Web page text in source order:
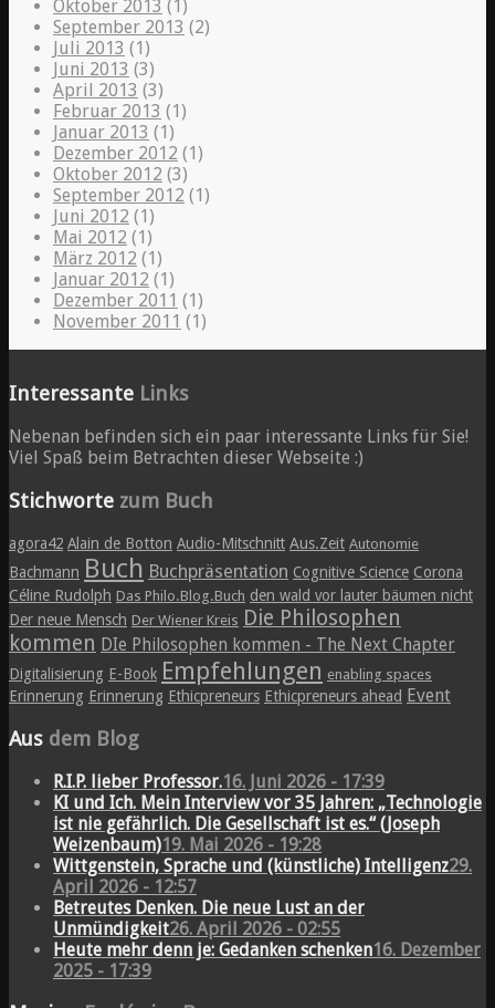
Oktober 2013 (1)
September 2013 (2)
Juli 2013 (1)
Juni 2013 (3)
April 2013 (3)
Februar 2013 (1)
Januar 2013 (1)
Dezember 2012 (1)
Oktober 2012 (3)
September 2012 (1)
Juni 2012 (1)
Mai 2012 (1)
März 2012 (1)
Januar 2012 (1)
Dezember 2011 (1)
November 2011 (1)
Interessante Links
Nebenan befinden sich ein paar interessante Links für Sie!
Viel Spaß beim Betrachten dieser Webseite :)
Stichworte zum Buch
agora42 Alain de Botton Audio-Mitschnitt Aus.Zeit Autonomie
Bachmann Buch Buchpräsentation Cognitive Science Corona
Céline Rudolph Das Philo.Blog.Buch den wald vor lauter bäumen nicht
Der neue Mensch Der Wiener Kreis Die Philosophen
kommen DIe Philosophen kommen - The Next Chapter
Digitalisierung E-Book Empfehlungen enabling spaces
Erinnerung Erinnerung Ethicpreneurs Ethicpreneurs ahead Event
Aus dem Blog
R.I.P. lieber Professor.16. Juni 2026 - 17:39
KI und Ich. Mein Interview vor 35 Jahren: „Technologie
ist nie gefährlich. Die Gesellschaft ist es.“ (Joseph
Weizenbaum)19. Mai 2026 - 19:28
Wittgenstein, Sprache und (künstliche) Intelligenz29.
April 2026 - 12:57
Betreutes Denken. Die neue Lust an der
Unmündigkeit26. April 2026 - 02:55
Heute mehr denn je: Gedanken schenken16. Dezember
2025 - 17:39